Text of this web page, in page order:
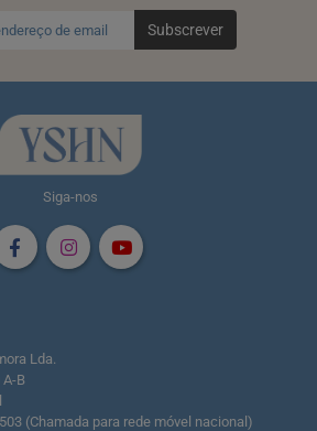
Subscrever
Siga-nos
Lda.
B
(Chamada para rede móvel nacional)